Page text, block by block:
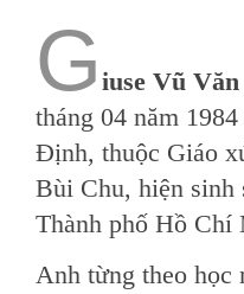
TRANG HÀNG NGÀY
TRANG NGOÀI
G iuse Vũ
tháng 04 năm
Định, thuộc Giáo
Bùi Chu, hiện sinh
Thành phố Hồ Chí
Anh từng theo học